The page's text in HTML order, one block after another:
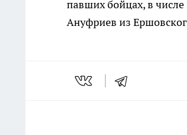
павших бойцах, в
Ануфриев из